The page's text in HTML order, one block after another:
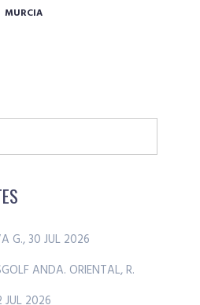
MURCIA
G., 30 JUL 2026
ANDA. ORIENTAL, R.
JUL 2026